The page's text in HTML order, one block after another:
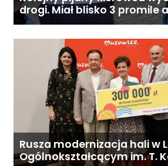
drogi. Miał blisko 3 promile
Rusza modernizacja hali w
Ogólnokształcącym im. T.